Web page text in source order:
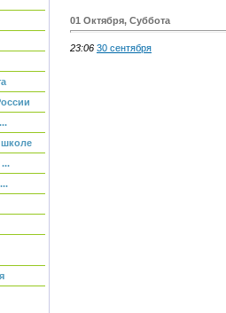
01 Октября, Суббота
23:06 30 сентября